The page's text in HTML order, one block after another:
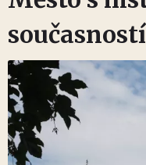
současností